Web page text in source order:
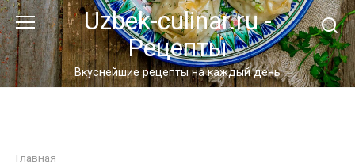
Перейти
к
контенту
Uzbek-culinar.ru -
Рецепты
Вкуснейшие рецепты на каждый день
Главная